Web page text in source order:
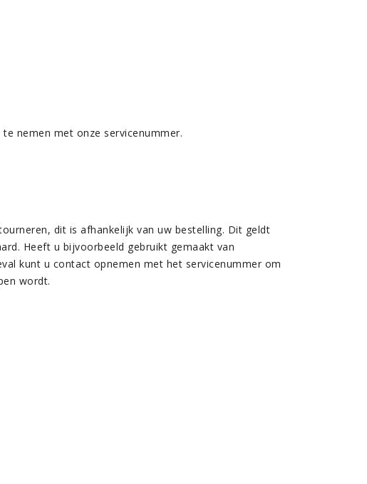
nemen met onze servicenummer.
dit is afhankelijk van uw bestelling. Dit geldt
Heeft u bijvoorbeeld gebruikt gemaakt van
kunt u contact opnemen met het servicenummer om
wordt.